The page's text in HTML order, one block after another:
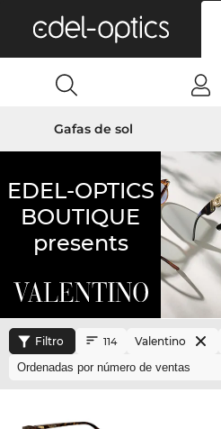
Gafas de sol
EDEL-OPTICS
BOUTIQUE
presents
Filtro 114 Valentino